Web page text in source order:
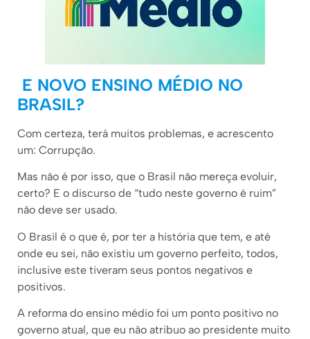
E NOVO ENSINO MÉDIO NO
BRASIL?
Com certeza, terá muitos problemas, e acrescento
um: Corrupção.
Mas não é por isso, que o Brasil não mereça evoluir,
certo? E o discurso de “tudo neste governo é ruim”
não deve ser usado.
O Brasil é o que é, por ter a história que tem, e até
onde eu sei, não existiu um governo perfeito, todos,
inclusive este tiveram seus pontos negativos e
positivos.
A reforma do ensino médio foi um ponto positivo no
governo atual, que eu não atribuo ao presidente muito